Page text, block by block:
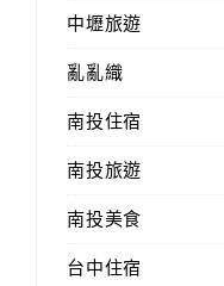
中壢旅遊
亂亂織
南投住宿
南投旅遊
南投美食
台中住宿